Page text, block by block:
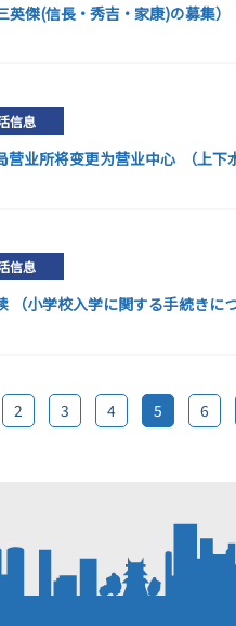
傑(信長・秀吉・家康)の募集）
信息
营业所将变更为营业中心 （上下
信息
（小学校入学に関する手続きにつ
2 3 4 5 6